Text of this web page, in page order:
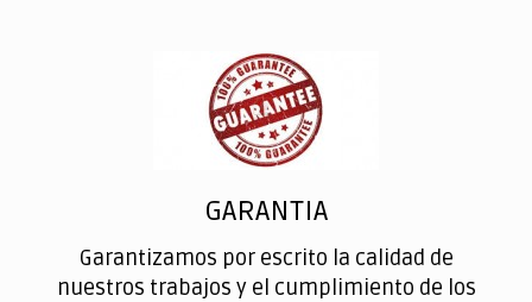
GARANTIA
Garantizamos por escrito la calidad de
nuestros trabajos y el cumplimiento de los